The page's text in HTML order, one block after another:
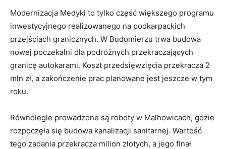
Modernizacja Medyki to tylko część większego programu
inwestycyjnego realizowanego na podkarpackich
przejściach granicznych. W Budomierzu trwa budowa
nowej poczekalni dla podróżnych przekraczających
granicę autokarami. Koszt przedsięwzięcia przekracza 2
mln zł, a zakończenie prac planowane jest jeszcze w tym
roku.
Równolegle prowadzone są roboty w Malhowicach, gdzie
rozpoczęła się budowa kanalizacji sanitarnej. Wartość
tego zadania przekracza milion złotych, a jego finał